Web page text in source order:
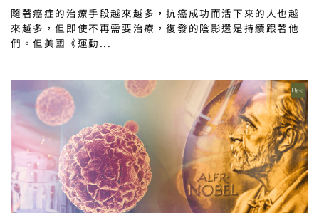
隨著癌症的治療手段越來越多，抗癌成功而活下來的人也越
來越多，但即使不再需要治療，復發的陰影還是持續跟著他
們。但美國《運動...